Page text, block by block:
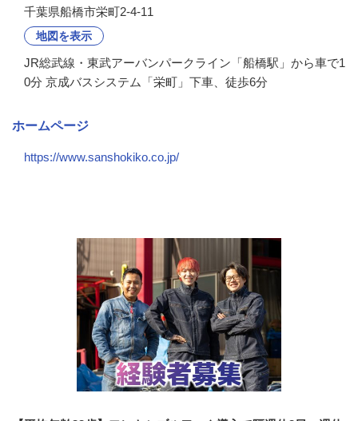
千葉県船橋市栄町2-4-11
地図を表示
JR総武線・東武アーバンパークライン「船橋駅」から車で1
0分 京成バスシステム「栄町」下車、徒歩6分
ホームページ
https://www.sanshokiko.co.jp/